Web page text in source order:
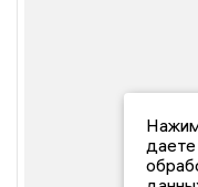
даете